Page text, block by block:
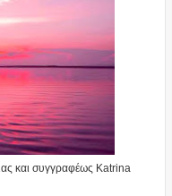
και συγγραφέως Katrina